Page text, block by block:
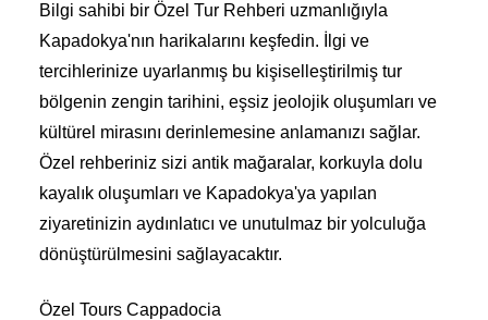
Bilgi sahibi bir Özel Tur Rehberi uzmanlığıyla
Kapadokya'nın harikalarını keşfedin. İlgi ve
tercihlerinize uyarlanmış bu kişiselleştirilmiş tur
bölgenin zengin tarihini, eşsiz jeolojik oluşumları ve
kültürel mirasını derinlemesine anlamanızı sağlar.
Özel rehberiniz sizi antik mağaralar, korkuyla dolu
kayalık oluşumları ve Kapadokya'ya yapılan
ziyaretinizin aydınlatıcı ve unutulmaz bir yolculuğa
dönüştürülmesini sağlayacaktır.
Özel Tours Cappadocia